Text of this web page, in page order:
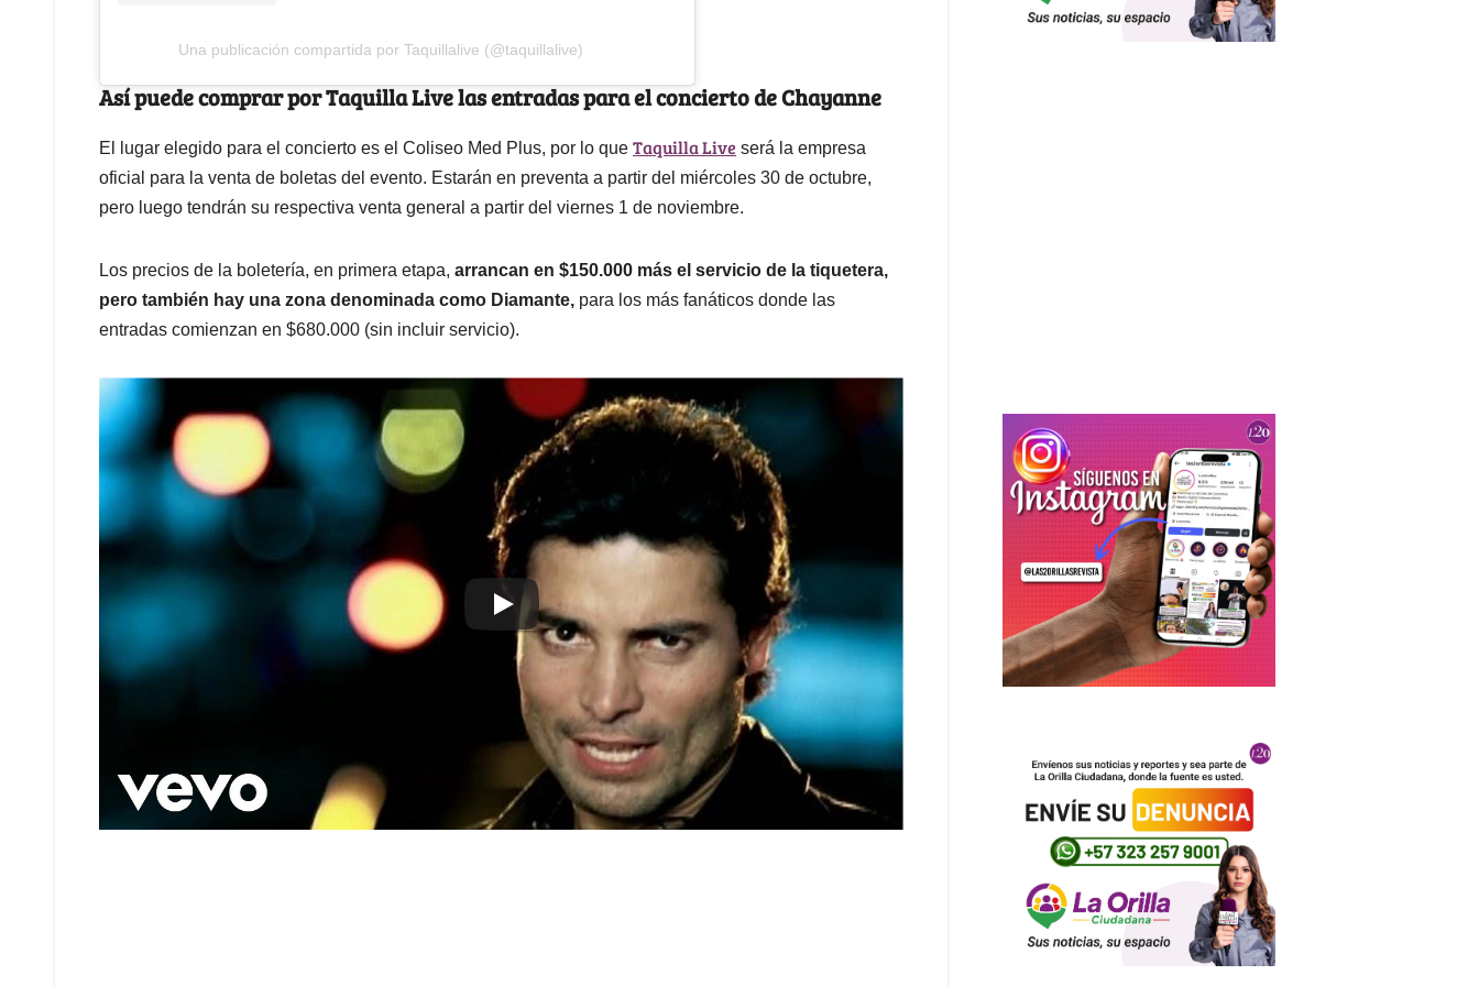
Una publicación compartida por Taquillalive (@taquillalive)
Así puede comprar por Taquilla Live las entradas para el concierto de Chayanne
El lugar elegido para el concierto es el Coliseo Med Plus, por lo que Taquilla Live será la empresa
oficial para la venta de boletas del evento. Estarán en preventa a partir del miércoles 30 de octubre,
pero luego tendrán su respectiva venta general a partir del viernes 1 de noviembre.
Los precios de la boletería, en primera etapa, arrancan en $150.000 más el servicio de la tiquetera,
pero también hay una zona denominada como Diamante, para los más fanáticos donde las
entradas comienzan en $680.000 (sin incluir servicio).